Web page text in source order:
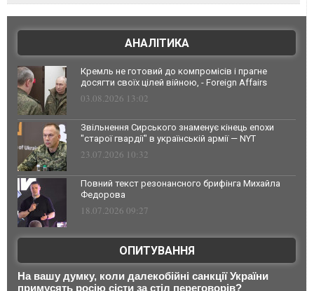
АНАЛІТИКА
Кремль не готовий до компромісів і прагне
досягти своїх цілей війною, - Foreign Affairs
03.08.2026 13:02
Звільнення Сирського знаменує кінець епохи
"старої гвардії" в українській армії — NYT
23.07.2026 10:32
Повний текст резонансного брифінга Михайла
Федорова
18.07.2026 09:27
ОПИТУВАННЯ
На вашу думку, коли далекобійні санкції України
примусять росію сісти за стіл переговорів?